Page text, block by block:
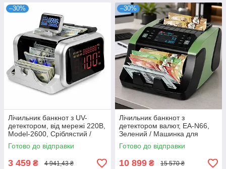
–30%
Лічильник банкнот з UV-
детектором, від мережі 220В,
Model-2600, Сріблястий /
Рахункова машинка /
Машинка для рахунку грошей
Готово до відправки
3 459 ₴ 4 941,43 ₴
–30%
Лічильник банкнот з
детектором валют, EA-N66,
Зелений / Машинка для
рахунку грошей / Рахункова
машинка для грошей /
Детектор валют
Готово до відправки
10 899 ₴ 15 570 ₴